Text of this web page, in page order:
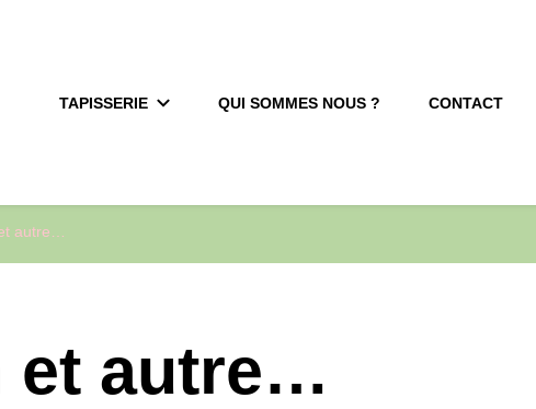
TAPISSERIE QUI SOMMES NOUS ? CONTACT
autre…
et autre…